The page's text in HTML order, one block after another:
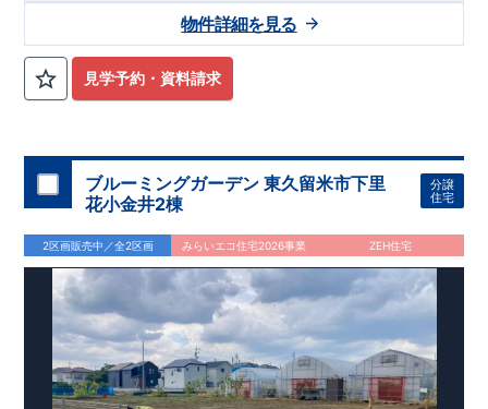
●2026年11月下旬完成予定● 閑静な住宅街に位置し、子育てフ
ァミリーにはピッタリ! 平日休日ご内覧可能です!
TEL:049-248-5700まで お気軽にお問い合わせ下さい♪
◎西武新宿線​『狭山市』駅まで
まで徒歩5分☆​ ​■学校
台中学校 ■幼稚園・保育園 チャイルドスクエア狭山台
森狭山台みどり幼稚園 ■お買い物施設
プ・ ウエルシアete ■その他施設
手入れ簡単で美しい人造大理石。 ・調味料やコップが収納可能
なスパイスニッチ 【収納の多いお家】・収納上手な暮らしを
・ベビーカーやスポーツ用品が収納できる土間収納
・あ
面収納 【17帖以上の広々リビング】 ・LDKにスタイリッシュな
折り上げ天井を採用！ ・開放的な心地の良いリビング ・なに
かと便利な洋室仕様和室あり 【様々な設備・仕様】
・「洗
う・干す・たたむ・しまう」が集約したランドリールーム
太くん標準完備! ・自動改札のように快適な「カードキー」
将来一緒に住む家族が増えても1部屋増やすことができるフレキ
シブルルーム♪
広がる青空と緑や花々に彩られた美しい街並み 家事負担を減ら
見学予約・資料請求
物件詳細を見る
ブルーミングガーデン 東久留米市下里
花小金井2棟
分譲
住宅
2区画販売中／全2区画 みらいエコ住宅2026事業 ZEH住宅